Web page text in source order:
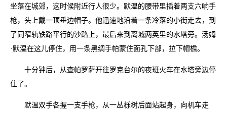
坐落在城郊，这时候附近行人很少。默温的腰带里插着两支六响手
枪，头上戴一顶垂边帽子。他迅速地沿着一条冷落的小街走去，到
了同窄轨铁路平行的沙路上，最后来到离城两英里的水塔旁。汤姆
·默温在这儿停住，用一条黑绸手帕蒙住面孔下部，拉下帽檐。
十分钟后，从查帕罗萨开往罗克台尔的夜班火车在水塔旁边停
住了。
默温双手各握一支手枪，从一丛栎树后面站起身，向机车走